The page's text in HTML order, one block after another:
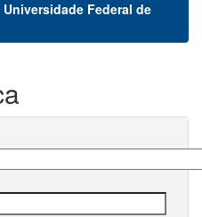
Federal de